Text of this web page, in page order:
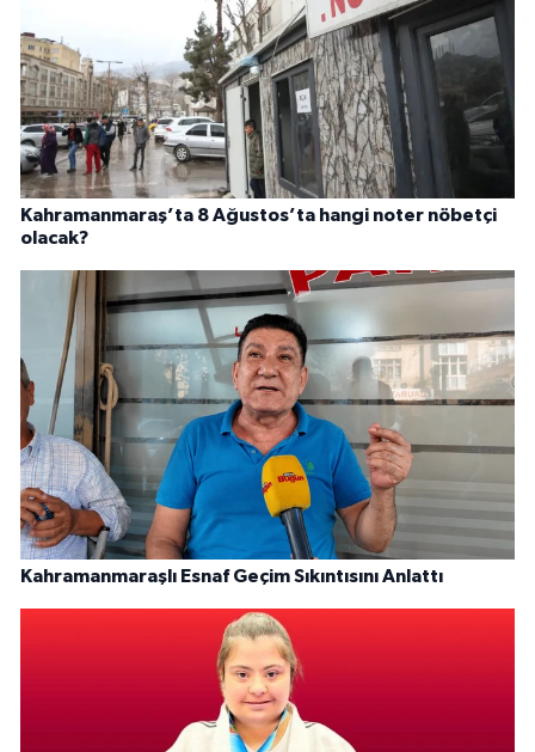
Kahramanmaraş’ta 8 Ağustos’ta hangi noter nöbetçi
olacak?
Kahramanmaraşlı Esnaf Geçim Sıkıntısını Anlattı